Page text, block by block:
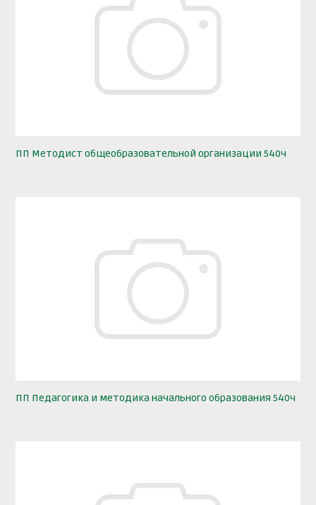
ПП Методист общеобразовательной организации 540ч
ПП Педагогика и методика начального образования 540ч